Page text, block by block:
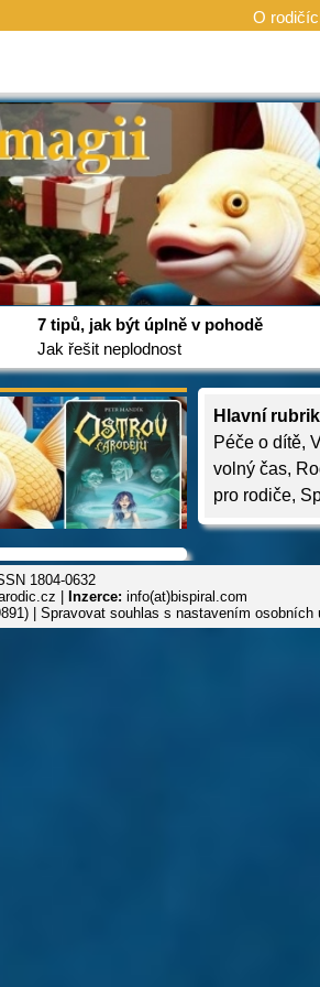
O
7 tipů, jak být úplně v pohodě
Jak řešit neplodnost
Hlavní
Péče o dítě,
volný čas,
pro rodiče,
1804-0632
|
Inzerce: info(at)bispiral.com
| Spravovat souhlas s nastavením osobních